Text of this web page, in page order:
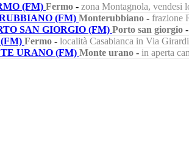
(FM) Fermo - zona Montagnola, vendesi
(FM) Monterubbiano - frazione
SAN GIORGIO (FM) Porto san giorgio -
Fermo - località Casabianca in Via
URANO (FM) Monte urano - in aperta